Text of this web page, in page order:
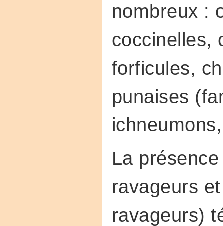
nombreux :
coccinelles,
forficules,
punaises
La
ravageurs
ravageurs)